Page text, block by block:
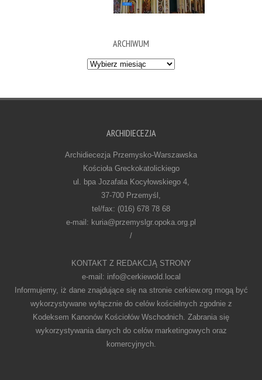
ARCHIWUM
Archiwum
ARCHIDIECEZJA
Archidiecezja Przemysko-Warszawska
Kościoła Greckokatolickiego
ul. bpa Jozafata Kocyłowskiego 4,
37-700 Przemyśl,
tel/fax: (016) 678 78 68
e-mail: kuria@przemyslgr.opoka.org.pl
/
KONTAKT Z REDAKCJĄ STRONY
e-mail: info@cerkiewold.local
Informujemy, iż dane znajdujące się na stronie cerkiew.org mogą być
wykorzystywane wyłącznie do celów kościelnych zgodnie z
Kodeksem Kanonów Kościołów Wschodnich. Zabrania się
wykorzystywania danych do celów marketingowych oraz
komercyjnych.